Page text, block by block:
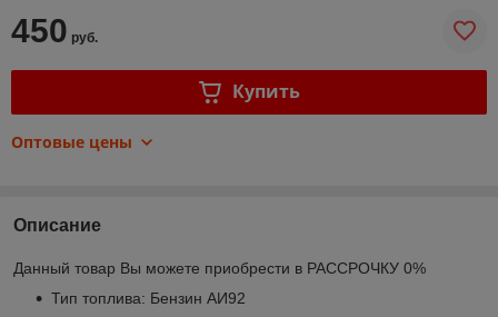
450 руб.
Купить
Оптовые цены
Описание
Данный товар Вы можете приобрести в РАССРОЧКУ 0%
Тип топлива: Бензин АИ92